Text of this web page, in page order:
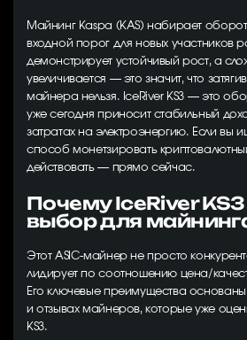
Майнинг Kaspa (KAS) набирает
входной порог для новых участников
демонстрирует устойчивый рост, а
увеличивается — это значит, что
майнера нельзя. IceRiver KS3 — это
уже сегодня приносит стабильный
затратах на электроэнергию. Если вы
способ монетзировать
действовать — прямо сейчас.
Почему IceRiver
выбор для
Этот ASIC-майнер не просто
лидирует по соотношению цена/
Его ключевые преимущества
и отзывах майнеров, которые уже
KS3.